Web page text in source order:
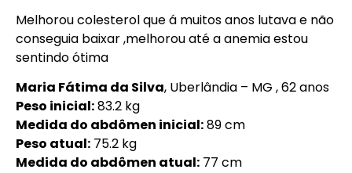
Melhorou colesterol que á muitos anos lutava e não
conseguia baixar ,melhorou até a anemia estou
sentindo ótima
Maria Fátima da Silva, Uberlândia – MG , 62 anos
Peso inicial:83.2 kg
Medida do abdômen inicial:89 cm
Peso atual: 75.2 kg
Medida do abdômen atual: 77 cm